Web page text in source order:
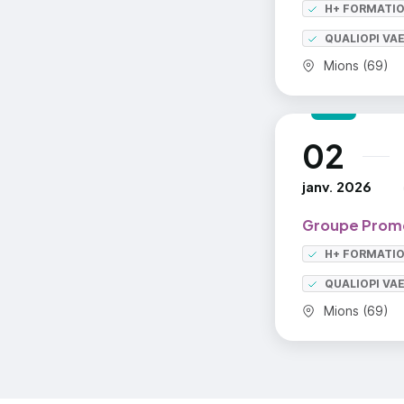
du
H+
QUALIOPI VAE
Commune :
Mions (69)
02
janv. 2026
au
Groupe
H+
QUALIOPI VAE
Commune :
Mions (69)